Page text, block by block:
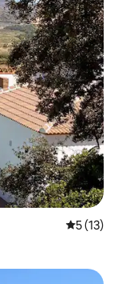
5 av 5 i
5 (13)